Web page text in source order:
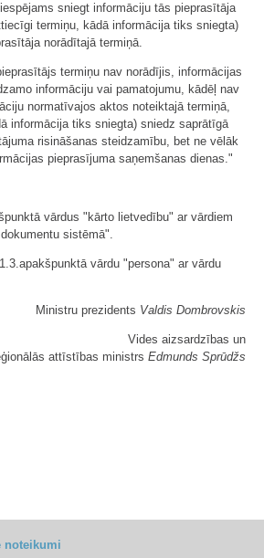
sniegt informāciju tās pieprasītāja
termiņu, kādā informācija tiks sniegta)
norādītajā termiņā.
termiņu nav norādījis, informācijas
informāciju vai pamatojumu, kādēļ nav
normatīvajos aktos noteiktajā termiņā,
informācija tiks sniegta) sniedz saprātīgā
risināšanas steidzamību, bet ne vēlāk
pieprasījuma saņemšanas dienas."
vārdus "kārto lietvedību" ar vārdiem
sistēmā".
vārdu "persona" ar vārdu
Ministru prezidents Valdis Dombrovskis
Vides aizsardzības un
attīstības ministrs Edmunds Sprūdžs
noteikumi